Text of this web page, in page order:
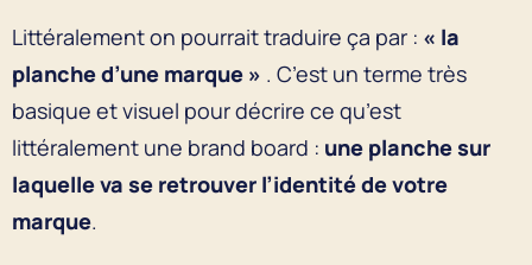
Littéralement on pourrait traduire ça par : « la
planche d’une marque » . C’est un terme très
basique et visuel pour décrire ce qu’est
littéralement une brand board : une planche sur
laquelle va se retrouver l’identité de votre
marque.